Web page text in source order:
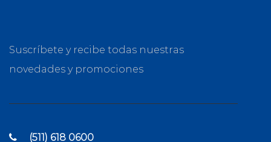
Suscríbete y recibe todas nuestras
novedades y promociones
(511) 618 0600